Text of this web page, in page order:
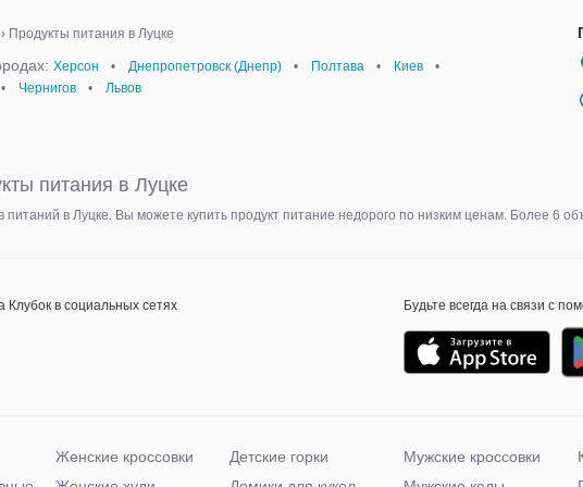
› Продукты питания в Луцке
Херсон • Днепропетровск (Днепр) • Полтава • Киев
•
• Чернигов • Львов
питания в Луцке
питаний в Луцке. Вы можете купить продукт питание недорого по низким ценам. Более 6
Клубок в социальных сетях Будьте всегда на связи с
Женские кроссовки
Детские горки
Мужские кроссовки